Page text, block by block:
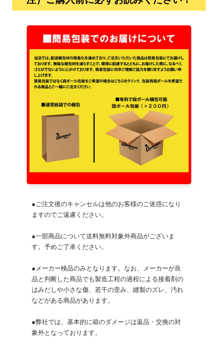
●ご注文後のキャンセルは他のお客様のご迷惑になり
ますのでご遠慮ください。
●一部商品について送料無料対象外商品がございま
す。予めご了承ください。
●メーカー検品のみとなります。なお、メーカーが良
品と判断した商品でも製造工程の過程による接着剤の
はみだしや小さな傷、若干の歪み、縫製のズレ、汚れ
などがある商品があります。
●弊社では、基本的に箱のダメージは返品・交換の対
象外となっております。